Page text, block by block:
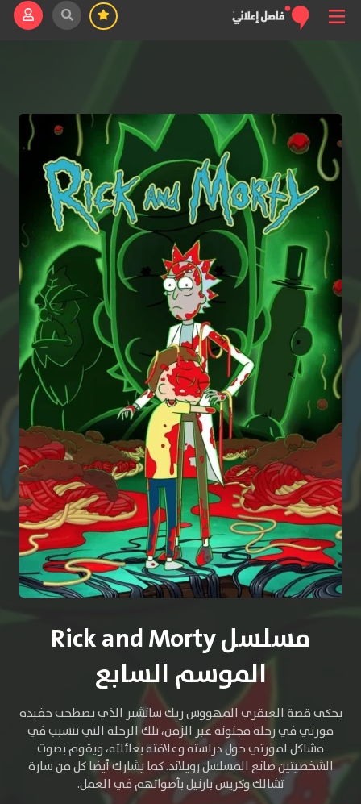
مسلسل Rick and Morty
الموسم السابع
يحكي قصة العبقري المهووس ريك سانشير الذي يصطحب حفيده
مورتي في رحلة مجنونة عبر الزمن، تلك الرحلة التي تتسبب في
مشاكل لمورتي حول دراسته وعلاقته بعائلته، ويقوم بصوت
الشخصيتين صانع المسلسل رويلاند. كما يشارك أيضا كل من سارة
تشالك وكريس بارنيل بأصواتهم في العمل.